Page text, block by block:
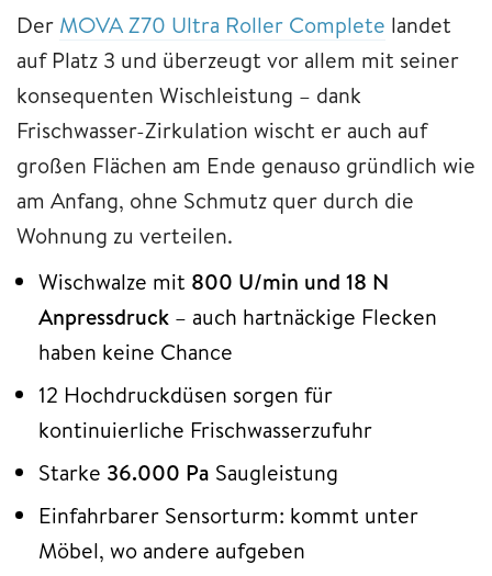
Der MOVA Z70 Ultra Roller Complete landet
auf Platz 3 und überzeugt vor allem mit seiner
konsequenten Wischleistung – dank
Frischwasser-Zirkulation wischt er auch auf
großen Flächen am Ende genauso gründlich wie
am Anfang, ohne Schmutz quer durch die
Wohnung zu verteilen.
Wischwalze mit 800 U/min und 18 N
Anpressdruck – auch hartnäckige Flecken
haben keine Chance
12 Hochdruckdüsen sorgen für
kontinuierliche Frischwasserzufuhr
Starke 36.000 Pa Saugleistung
Einfahrbarer Sensorturm: kommt unter
Möbel, wo andere aufgeben